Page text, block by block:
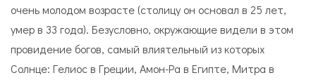
очень молодом возрасте (столицу он основал в 25 лет,
умер в 33 года). Безусловно, окружающие видели в этом
провидение богов, самый влиятельный из которых
Солнце: Гелиос в Греции, Амон-Ра в Египте, Митра в